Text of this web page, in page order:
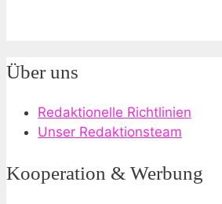
Über uns
Redaktionelle Richtlinien
Unser Redaktionsteam
Kooperation & Werbung